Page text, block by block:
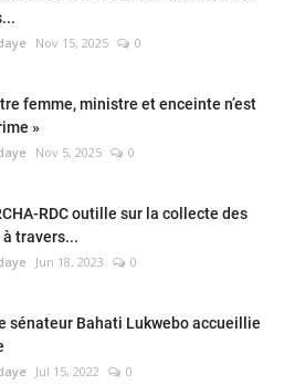
Nov 15, 2025 0
femme, ministre et enceinte n’est
»
Nov 5, 2025 0
RDC outille sur la collecte des
travers...
Jun 18, 2023 0
sénateur Bahati Lukwebo accueillie
Jul 15, 2022 0